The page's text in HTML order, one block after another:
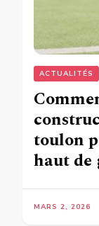
ACTUALITÉS
toulon
haut de
MARS 2, 2026